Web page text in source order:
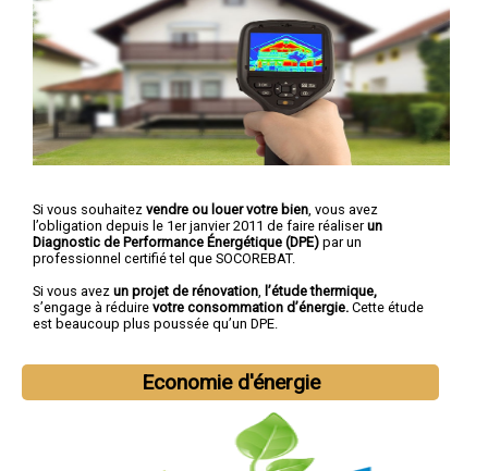
Si vous souhaitez vendre ou louer votre bien, vous avez
l’obligation depuis le 1er janvier 2011 de faire réaliserun
Diagnostic de Performance Énergétique (DPE) par un
professionnel certifié tel que SOCOREBAT.
Si vous avez un projet de rénovation, l’étude thermique,
s’engage à réduire votre consommation d’énergie. Cette étude
est beaucoup plus poussée qu’un DPE.
Economie d'énergie